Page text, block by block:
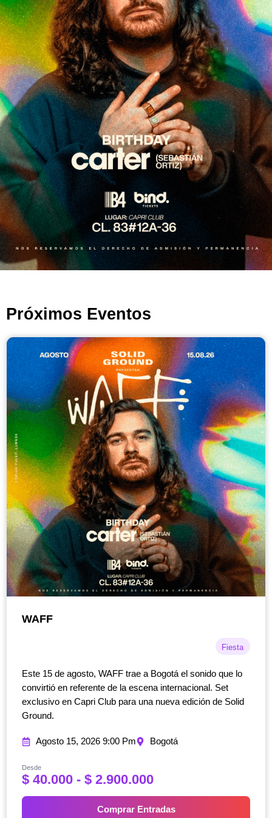
Próximos Eventos
WAFF
Fiesta
Este 15 de agosto, WAFF trae a Bogotá el sonido que lo
convirtió en referente de la escena internacional. Set
exclusivo en Capri Club para una nueva edición de Solid
Ground.
Agosto 15, 2026 9:00 Pm Bogotá
Desde
$40.000 - $2.900.000R
n
Comprar Entradas